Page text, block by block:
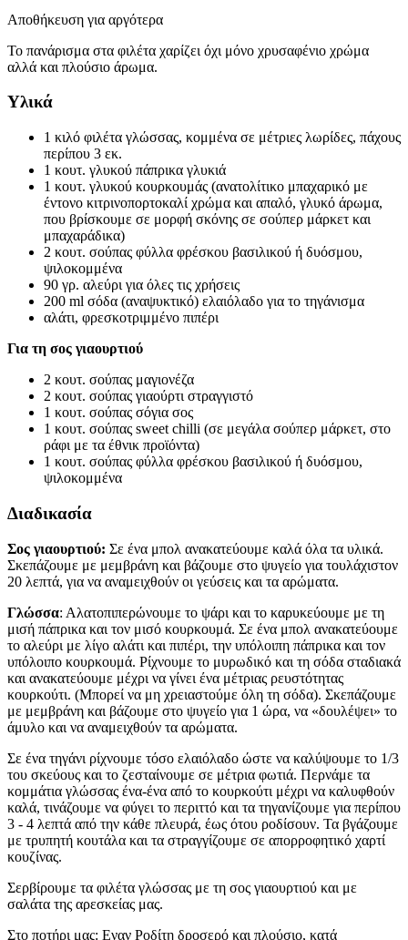
Αποθήκευση για αργότερα
Το πανάρισμα στα φιλέτα χαρίζει όχι μόνο χρυσαφένιο χρώμα
αλλά και πλούσιο άρωμα.
Υλικά
1 κιλό φιλέτα γλώσσας, κομμένα σε μέτριες λωρίδες, πάχους
περίπου 3 εκ.
1 κουτ. γλυκού πάπρικα γλυκιά
1 κουτ. γλυκού κουρκουμάς (ανατολίτικο μπαχαρικό με
έντονο κιτρινοπορτοκαλί χρώμα και απαλό, γλυκό άρωμα,
που βρίσκουμε σε μορφή σκόνης σε σούπερ μάρκετ και
μπαχαράδικα)
2 κουτ. σούπας φύλλα φρέσκου βασιλικού ή δυόσμου,
ψιλοκομμένα
90 γρ. αλεύρι για όλες τις χρήσεις
200 ml σόδα (αναψυκτικό) ελαιόλαδο για το τηγάνισμα
αλάτι, φρεσκοτριμμένο πιπέρι
Για τη σος γιαουρτιού
2 κουτ. σούπας μαγιονέζα
2 κουτ. σούπας γιαούρτι στραγγιστό
1 κουτ. σούπας σόγια σος
1 κουτ. σούπας sweet chilli (σε μεγάλα σούπερ μάρκετ, στο
ράφι με τα έθνικ προϊόντα)
1 κουτ. σούπας φύλλα φρέσκου βασιλικού ή δυόσμου,
ψιλοκομμένα
Διαδικασία
Σος γιαουρτιού: Σε ένα μπολ ανακατεύουμε καλά όλα τα υλικά.
Σκεπάζουμε με μεμβράνη και βάζουμε στο ψυγείο για τουλάχιστον
20 λεπτά, για να αναμειχθούν οι γεύσεις και τα αρώματα.
Γλώσσα: Αλατοπιπερώνουμε το ψάρι και το καρυκεύουμε με τη
μισή πάπρικα και τον μισό κουρκουμά. Σε ένα μπολ ανακατεύουμε
το αλεύρι με λίγο αλάτι και πιπέρι, την υπόλοιπη πάπρικα και τον
υπόλοιπο κουρκουμά. Ρίχνουμε το μυρωδικό και τη σόδα σταδιακά
και ανακατεύουμε μέχρι να γίνει ένα μέτριας ρευστότητας
κουρκούτι. (Μπορεί να μη χρειαστούμε όλη τη σόδα). Σκεπάζουμε
με μεμβράνη και βάζουμε στο ψυγείο για 1 ώρα, να «δουλέψει» το
άμυλο και να αναμειχθούν τα αρώματα.
Σε ένα τηγάνι ρίχνουμε τόσο ελαιόλαδο ώστε να καλύψουμε το 1/3
του σκεύους και το ζεσταίνουμε σε μέτρια φωτιά. Περνάμε τα
κομμάτια γλώσσας ένα-ένα από το κουρκούτι μέχρι να καλυφθούν
καλά, τινάζουμε να φύγει το περιττό και τα τηγανίζουμε για περίπου
3 - 4 λεπτά από την κάθε πλευρά, έως ότου ροδίσουν. Τα βγάζουμε
με τρυπητή κουτάλα και τα στραγγίζουμε σε απορροφητικό χαρτί
κουζίνας.
Σερβίρουμε τα φιλέτα γλώσσας με τη σος γιαουρτιού και με
σαλάτα της αρεσκείας μας.
Στο ποτήρι μας: Εναν Ροδίτη δροσερό και πλούσιο, κατά